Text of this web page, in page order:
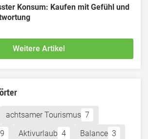
Konsum: Kaufen mit Gefühl und
Weitere Artikel
achtsamer Tourismus 7
Aktivurlaub 4 Balance 3